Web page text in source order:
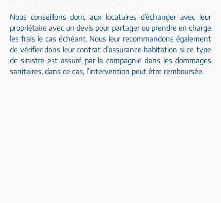
Nous conseillons donc aux locataires d’échanger avec leur
propriétaire avec un devis pour partager ou prendre en charge
les frais le cas échéant. Nous leur recommandons également
de vérifier dans leur contrat d’assurance habitation si ce type
de sinistre est assuré par la compagnie dans les dommages
sanitaires, dans ce cas, l’intervention peut être remboursée.